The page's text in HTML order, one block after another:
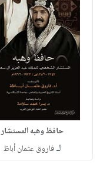
حافظ وهبه المستشار
لـفاروق عثمان أباظ